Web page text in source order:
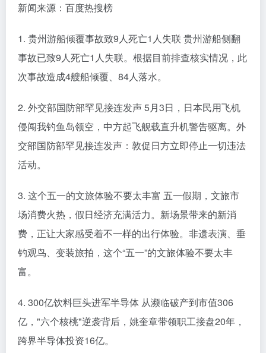
新闻来源：百度热搜榜
1. 贵州游船倾覆事故致9人死亡1人失联 贵州游船侧翻
事故已致9人死亡1人失联。根据目前排查核实情况，此
次事故造成4艘船倾覆、84人落水。
2. 外交部国防部罕见接连发声 5月3日，日本民用飞机
侵闯我钓鱼岛领空，中方起飞舰载直升机警告驱离。外
交部国防部罕见接连发声：敦促日方立即停止一切违法
活动。
3. 这个五一的文旅体验不要太丰富 五一假期，文旅市
场消费火热，假日经济充满活力。新场景带来的新消
费，正让大家感受着不一样的出行体验。非遗表演、垂
钓观鸟、变装旅拍，这个“五一”的文旅体验不要太丰
富。
4. 300亿饮料巨头进军半导体 从濒临破产到市值306
亿，"六个核桃"逆袭背后，姚奎章带领职工接盘20年，
跨界半导体投资16亿。